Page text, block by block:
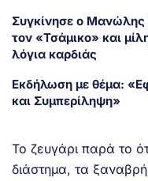
Συγκίνησε ο
τον «Τσάμικο» και
λόγια καρδιάς
Εκδήλωση με θέμα:
και Συμπερίληψη»
Το ζευγάρι παρά το
διάστημα, τα